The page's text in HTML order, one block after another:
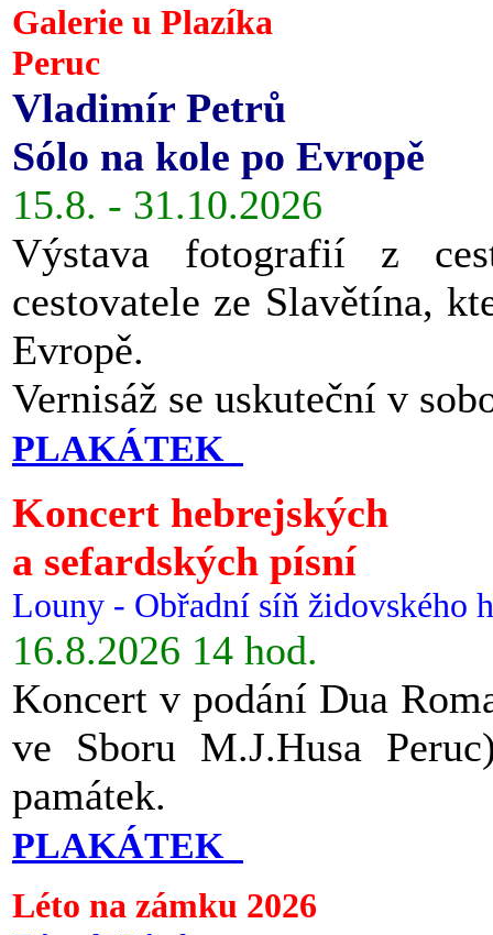
Galerie u Plazíka
Peruc
Vladimír Petrů
Sólo na kole po Evropě
15.8. - 31.10.2026
Výstava fotografií z
cestovatele ze Slavětína,
Evropě.
Vernisáž se uskuteční v
PLAKÁTEK
Koncert hebrejských
a sefardských písní
Louny - Obřadní síň židovského
16.8.2026 14 hod.
Koncert v podání Dua
ve Sboru M.J.Husa
památek.
PLAKÁTEK
Léto na zámku 2026